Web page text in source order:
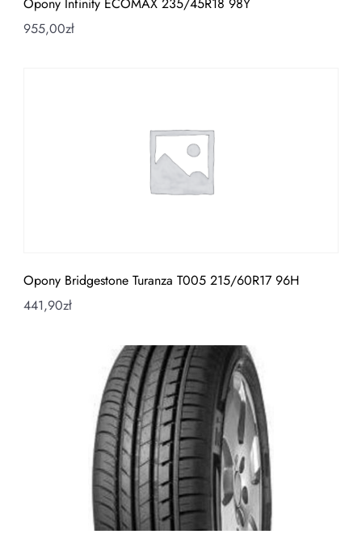
955,00zł
Opony Bridgestone Turanza T005 215/60R17 96H
441,90zł